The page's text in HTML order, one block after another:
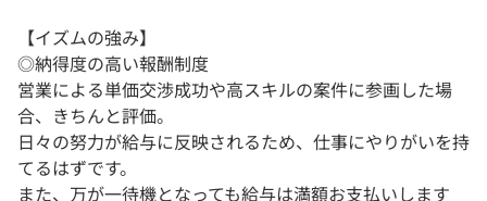
【イズムの強み】
◎納得度の高い報酬制度
営業による単価交渉成功や高スキルの案件に参画した場
合、きちんと評価。
日々の努力が給与に反映されるため、仕事にやりがいを持
てるはずです。
また、万が一待機となっても給与は満額お支払いします